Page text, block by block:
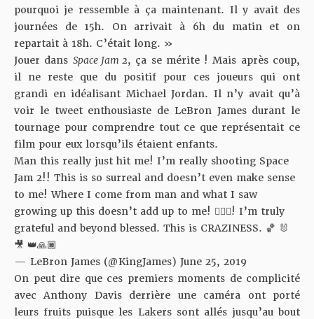
pourquoi je ressemble à ça maintenant. Il y avait des
journées de 15h. On arrivait à 6h du matin et on
repartait à 18h. C’était long. »
Jouer dans Space Jam 2, ça se mérite ! Mais après coup,
il ne reste que du positif pour ces joueurs qui ont
grandi en idéalisant Michael Jordan. Il n’y avait qu’à
voir le tweet enthousiaste de LeBron James durant le
tournage pour comprendre tout ce que représentait ce
film pour eux lorsqu’ils étaient enfants.
Man this really just hit me! I’m really shooting Space
Jam 2!! This is so surreal and doesn’t even make sense
to me! Where I come from man and what I saw
growing up this doesn’t add up to me! 🤦🏾‍♂️! I’m truly
grateful and beyond blessed. This is CRAZINESS. 🏀 🐰
🎥 👑🙏🏾
— LeBron James (@KingJames) June 25, 2019
On peut dire que ces premiers moments de complicité
avec Anthony Davis derrière une caméra ont porté
leurs fruits puisque les Lakers sont allés jusqu’au bout